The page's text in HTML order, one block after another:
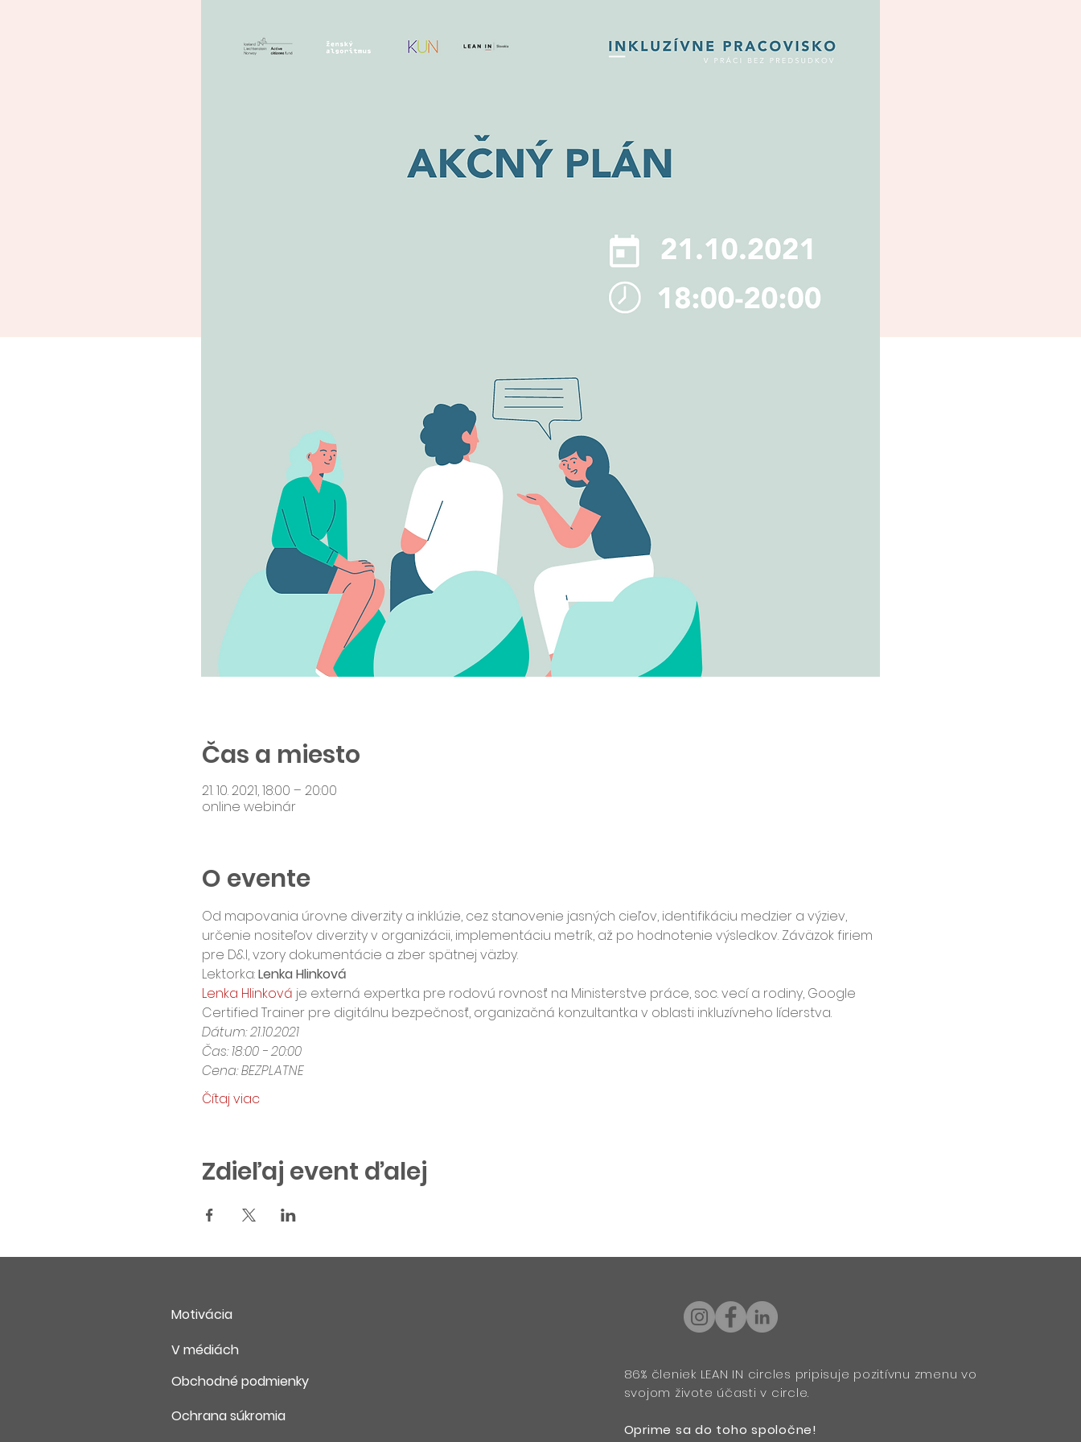
Čas a miesto
21. 10. 2021, 18:00 – 20:00
online webinár
O evente
Od mapovania úrovne diverzity a inklúzie, cez stanovenie jasných cieľov, identifikáciu medzier a výziev,
určenie nositeľov diverzity v organizácii, implementáciu metrík, až po hodnotenie výsledkov. Záväzok firiem
pre D&I, vzory dokumentácie a zber spätnej väzby.
Lektorka: Lenka Hlinková
Lenka Hlinková je externá expertka pre rodovú rovnosť na Ministerstve práce, soc. vecí a rodiny, Google
Certified Trainer pre digitálnu bezpečnosť, organizačná konzultantka v oblasti inkluzívneho líderstva.
Dátum: 21.10.2021
Čas: 18:00 - 20:00
Cena: BEZPLATNE
Čítaj viac
Zdieľaj event ďalej
Motivácia
V médiách
Obchodné podmienky
Ochrana súkromia
86% členiek LEAN IN circles pripisuje pozitívnu zmenu vo
svojom živote účasti v circle.
Oprime sa do toho spoločne!